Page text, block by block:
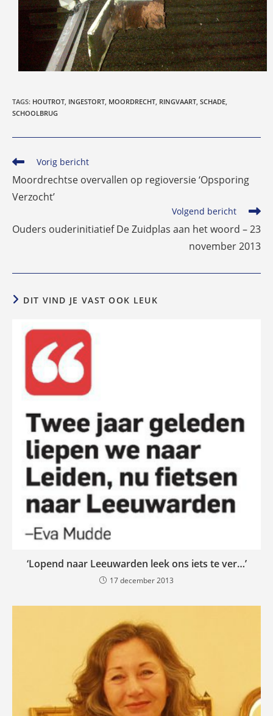
TAGS: HOUTROT, INGESTORT, MOORDRECHT, RINGVAART, SCHADE,
SCHOOLBRUG
Lees
artikelen
Vorig bericht
Moordrechtse overvallen op regioversie ‘Opsporing
Verzocht’
Volgend bericht
Ouders ouderinitiatief De Zuidplas aan het woord – 23
november 2013
DIT VIND JE VAST OOK LEUK
‘Lopend naar Leeuwarden leek ons iets te ver…’
17 december 2013